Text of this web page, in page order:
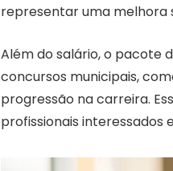
representar uma melhora
Além do salário, o pacote
concursos municipais,
progressão na carreira.
profissionais interessados